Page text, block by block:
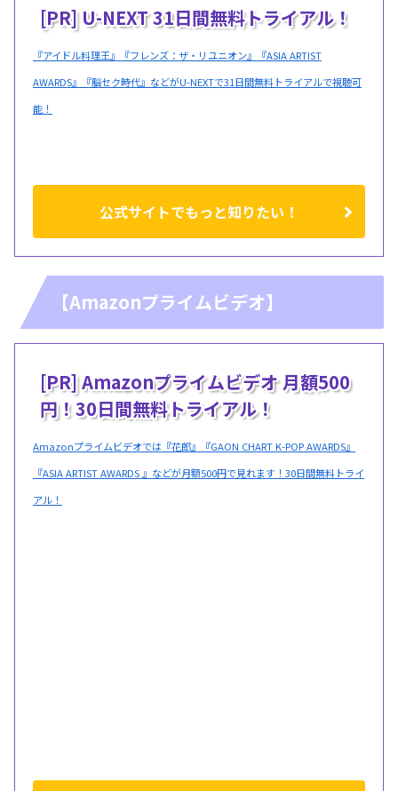
[PR] U-NEXT 31日間無料トライアル！
『アイドル料理王』『フレンズ：ザ・リユニオン』『ASIA ARTIST
AWARDS』『脳セク時代』などがU-NEXTで31日間無料トライアルで視聴可
能！
公式サイトでもっと知りたい！
【Amazonプライムビデオ】
[PR] Amazonプライムビデオ 月額500
円！30日間無料トライアル！
Amazonプライムビデオでは『花郎』『GAON CHART K-POP AWARDS』
『ASIA ARTIST AWARDS 』などが月額500円で見れます！30日間無料トライ
アル！